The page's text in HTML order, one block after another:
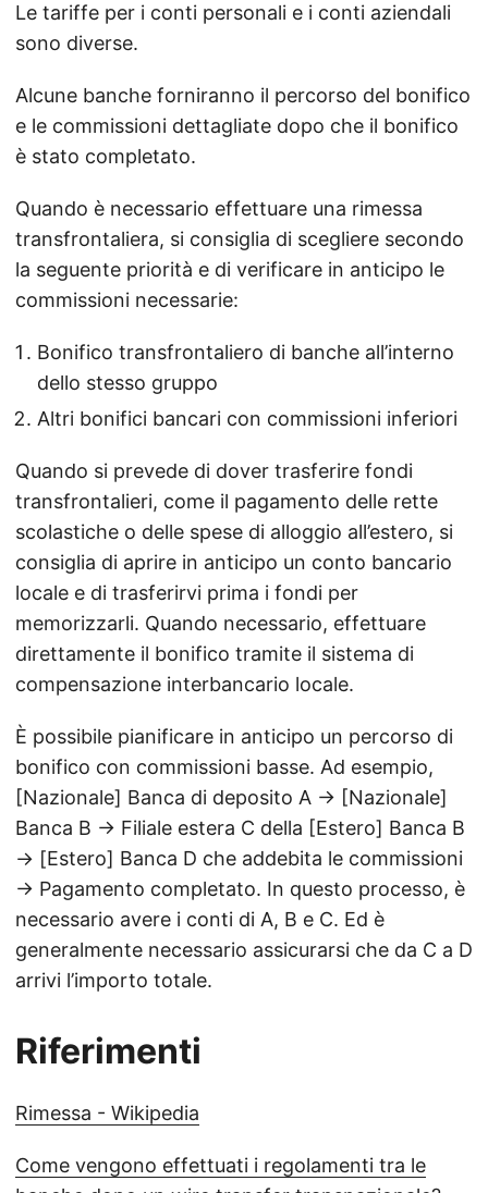
Le tariffe per i conti personali e i conti aziendali
sono diverse.
Alcune banche forniranno il percorso del bonifico
e le commissioni dettagliate dopo che il bonifico
è stato completato.
Quando è necessario effettuare una rimessa
transfrontaliera, si consiglia di scegliere secondo
la seguente priorità e di verificare in anticipo le
commissioni necessarie:
Bonifico transfrontaliero di banche all’interno
dello stesso gruppo
Altri bonifici bancari con commissioni inferiori
Quando si prevede di dover trasferire fondi
transfrontalieri, come il pagamento delle rette
scolastiche o delle spese di alloggio all’estero, si
consiglia di aprire in anticipo un conto bancario
locale e di trasferirvi prima i fondi per
memorizzarli. Quando necessario, effettuare
direttamente il bonifico tramite il sistema di
compensazione interbancario locale.
È possibile pianificare in anticipo un percorso di
bonifico con commissioni basse. Ad esempio,
[Nazionale] Banca di deposito A → [Nazionale]
Banca B → Filiale estera C della [Estero] Banca B
→ [Estero] Banca D che addebita le commissioni
→ Pagamento completato. In questo processo, è
necessario avere i conti di A, B e C. Ed è
generalmente necessario assicurarsi che da C a D
arrivi l’importo totale.
Riferimenti
Rimessa - Wikipedia
Come vengono effettuati i regolamenti tra le